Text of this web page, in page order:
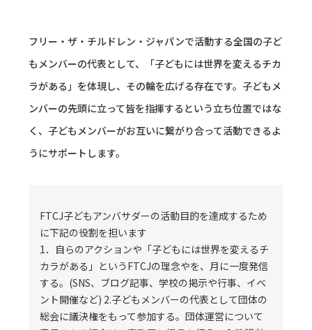
フリー・ザ・チルドレン・ジャパンで活動する全国の子ど
もメンバーの代表として、「子どもには世界を変えるチカ
ラがある」を体現し、その輪を広げる存在です。子どもメ
ンバーの先頭に立って皆を指揮するという立ち位置ではな
く、子どもメンバーがお互いに繋がり合って活動できるよ
うにサポートします。
FTCJ子どもアンバサダーの活動目的を達成するため
に下記の役割を担います
1．自らのアクションや「子どもには世界を変えるチ
カラがある」というFTCJの理念やを、月に一度発信
する。(SNS、ブログ記事、学校の掲示や行事、イベ
ント開催など) 2.子どもメンバーの代表として団体の
総会に議決権をもって参加する。団体運営について